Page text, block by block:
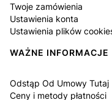
Twoje zamówienia
Ustawienia konta
Ustawienia plików
WAŻNE INFORMACJE
Odstąp Od Umowy Tutaj
Ceny i metody płatności